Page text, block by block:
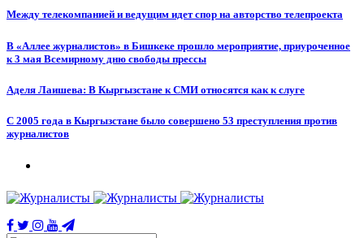
Между телекомпанией и ведущим идет спор на авторство телепроекта
В «Аллее журналистов» в Бишкеке прошло мероприятие, приуроченное
к 3 мая Всемирному дню свободы прессы
Аделя Лаишева: В Кыргызстане к СМИ относятся как к слуге
С 2005 года в Кыргызстане было совершено 53 преступления против
журналистов